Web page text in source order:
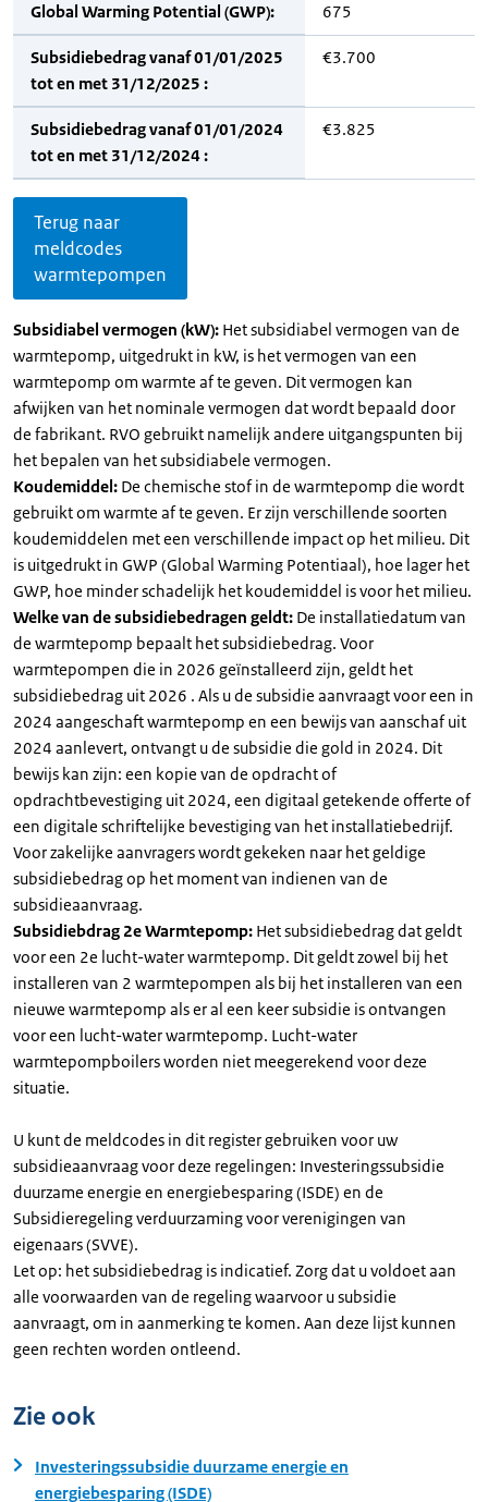
Global Warming Potential (GWP): 675
Subsidiebedrag vanaf 01/01/2025
tot en met 31/12/2025 :
€3.700
Subsidiebedrag vanaf 01/01/2024
tot en met 31/12/2024 :
€3.825
Terug naar
meldcodes
warmtepompen
Subsidiabel vermogen (kW): Het subsidiabel vermogen van de
warmtepomp, uitgedrukt in kW, is het vermogen van een
warmtepomp om warmte af te geven. Dit vermogen kan
afwijken van het nominale vermogen dat wordt bepaald door
de fabrikant. RVO gebruikt namelijk andere uitgangspunten bij
het bepalen van het subsidiabele vermogen.
Koudemiddel: De chemische stof in de warmtepomp die wordt
gebruikt om warmte af te geven. Er zijn verschillende soorten
koudemiddelen met een verschillende impact op het milieu. Dit
is uitgedrukt in GWP (Global Warming Potentiaal), hoe lager het
GWP, hoe minder schadelijk het koudemiddel is voor het milieu.
Welke van de subsidiebedragen geldt: De installatiedatum van
de warmtepomp bepaalt het subsidiebedrag. Voor
warmtepompen die in 2026 geïnstalleerd zijn, geldt het
subsidiebedrag uit 2026 . Als u de subsidie aanvraagt voor een in
2024 aangeschaft warmtepomp en een bewijs van aanschaf uit
2024 aanlevert, ontvangt u de subsidie die gold in 2024. Dit
bewijs kan zijn: een kopie van de opdracht of
opdrachtbevestiging uit 2024, een digitaal getekende offerte of
een digitale schriftelijke bevestiging van het installatiebedrijf.
Voor zakelijke aanvragers wordt gekeken naar het geldige
subsidiebedrag op het moment van indienen van de
subsidieaanvraag.
Subsidiebdrag 2e Warmtepomp: Het subsidiebedrag dat geldt
voor een 2e lucht-water warmtepomp. Dit geldt zowel bij het
installeren van 2 warmtepompen als bij het installeren van een
nieuwe warmtepomp als er al een keer subsidie is ontvangen
voor een lucht-water warmtepomp. Lucht-water
warmtepompboilers worden niet meegerekend voor deze
situatie.
U kunt de meldcodes in dit register gebruiken voor uw
subsidieaanvraag voor deze regelingen: Investeringssubsidie
duurzame energie en energiebesparing (ISDE) en de
Subsidieregeling verduurzaming voor verenigingen van
eigenaars (SVVE).
Let op: het subsidiebedrag is indicatief. Zorg dat u voldoet aan
alle voorwaarden van de regeling waarvoor u subsidie
aanvraagt, om in aanmerking te komen. Aan deze lijst kunnen
geen rechten worden ontleend.
Zie ook
Investeringssubsidie duurzame energie en
energiebesparing (ISDE)